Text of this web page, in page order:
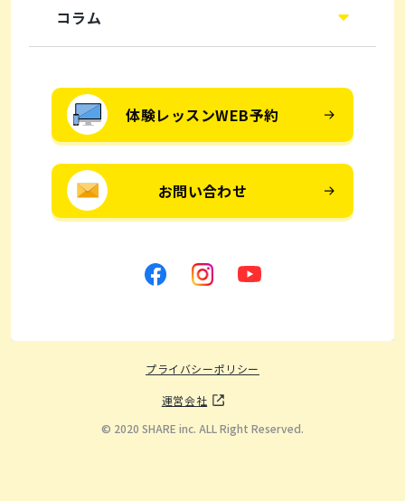
コラム
体験レッスンWEB予約
お問い合わせ
プライバシーポリシー
運営会社
© 2020 SHARE inc. ALL Right Reserved.